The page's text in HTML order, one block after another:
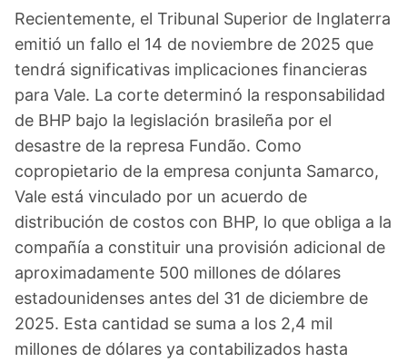
Recientemente, el Tribunal Superior de Inglaterra
emitió un fallo el 14 de noviembre de 2025 que
tendrá significativas implicaciones financieras
para Vale. La corte determinó la responsabilidad
de BHP bajo la legislación brasileña por el
desastre de la represa Fundão. Como
copropietario de la empresa conjunta Samarco,
Vale está vinculado por un acuerdo de
distribución de costos con BHP, lo que obliga a la
compañía a constituir una provisión adicional de
aproximadamente 500 millones de dólares
estadounidenses antes del 31 de diciembre de
2025. Esta cantidad se suma a los 2,4 mil
millones de dólares ya contabilizados hasta